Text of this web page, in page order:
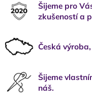
Šijeme pro
zkušeností a
Česká
Šijeme
náš.